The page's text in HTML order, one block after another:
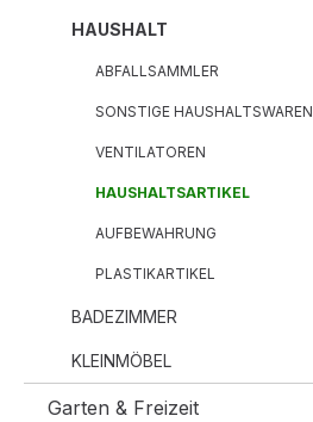
HAUSHALT
ABFALLSAMMLER
SONSTIGE HAUSHALTSWAREN
VENTILATOREN
HAUSHALTSARTIKEL
AUFBEWAHRUNG
PLASTIKARTIKEL
BADEZIMMER
KLEINMÖBEL
Garten & Freizeit